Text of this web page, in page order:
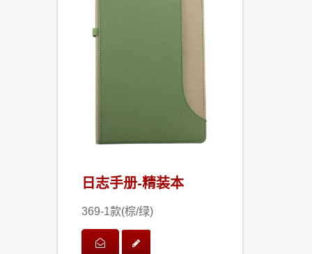
日志手册-精装本
369-1款(棕/绿)